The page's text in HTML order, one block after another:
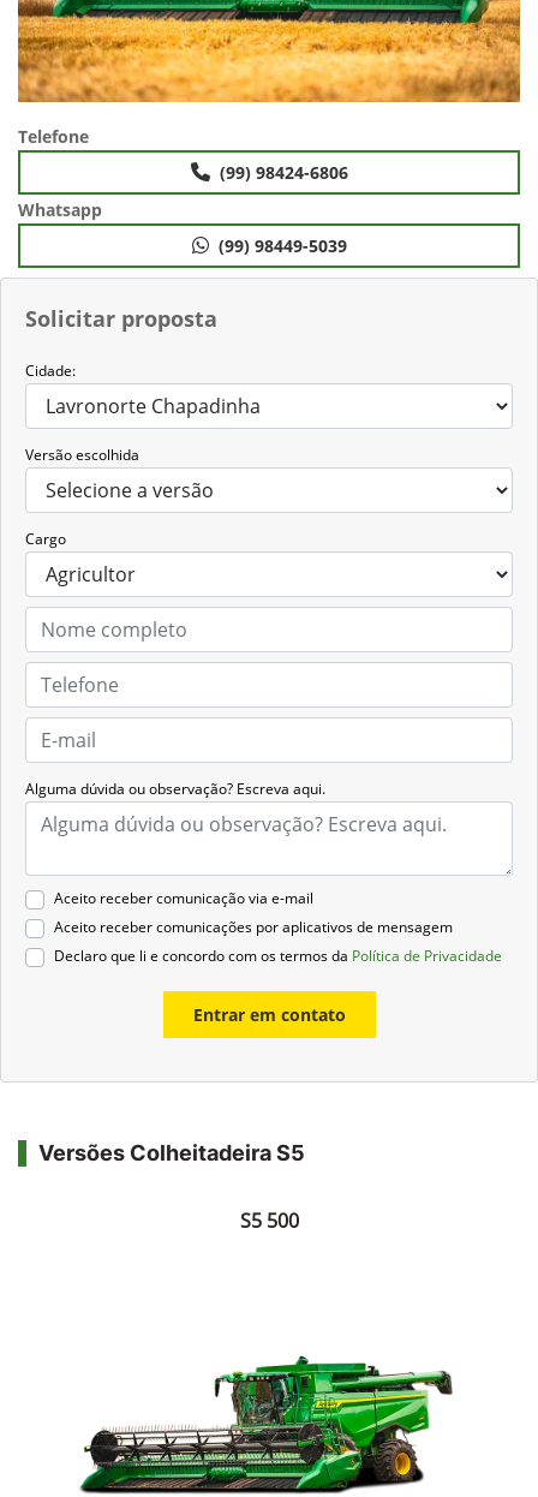
Solicitar proposta
Cidade:
Versão escolhida
Cargo
Alguma dúvida ou observação? Escreva aqui.
Aceito receber comunicação via e-mail
Aceito receber comunicações por aplicativos de mensagem
Declaro que li e concordo com os termos da Política de Privacidade
Entrar em contato
Telefone
(99) 98424-6806
Whatsapp
(99) 98449-5039
Versões Colheitadeira S5
S5 500